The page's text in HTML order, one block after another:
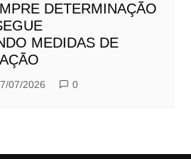
DETERMINAÇÃO
MEDIDAS DE
07/2026 0